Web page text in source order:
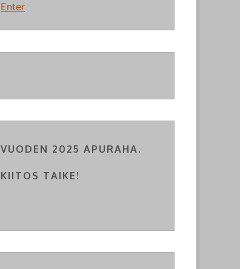
Enter
VUODEN 2025 APURAHA.
KIITOS TAIKE!